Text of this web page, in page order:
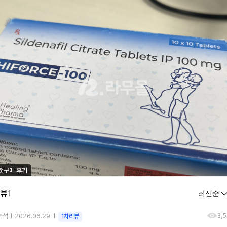
구매 후기
1
석 2026.06.29 1차리뷰